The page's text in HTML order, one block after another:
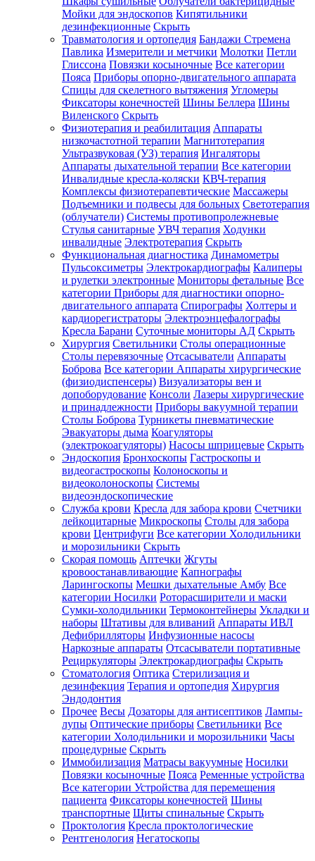
Мойки для эндоскопов Кипятильники
дезинфекционные Скрыть
Травматология и ортопедия Бандажи Стремена
Павлика Измерители и метчики Молотки Петли
Глиссона Повязки косыночные Все категории
Пояса Приборы опорно-двигательного аппарата
Спицы для скелетного вытяжения Угломеры
Фиксаторы конечностей Шины Беллера Шины
Виленского Скрыть
Физиотерапия и реабилитация Аппараты
низкочастотной терапии Магнитотерапия
Ультразвуковая (УЗ) терапия Ингаляторы
Аппараты дыхательной терапии Все категории
Инвалидные кресла-коляски КВЧ-терапия
Комплексы физиотерапевтические Массажеры
Подъемники и подвесы для больных Светотерапия
(облучатели) Системы противопролежневые
Стулья санитарные УВЧ терапия Ходунки
инвалидные Электротерапия Скрыть
Функциональная диагностика Динамометры
Пульсоксиметры Электрокардиографы Калиперы
и рулетки электронные Мониторы фетальные Все
категории Приборы для диагностики опорно-
двигательного аппарата Спирографы Холтеры и
кардиорегистраторы Электроэнцефалографы
Кресла Барани Суточные мониторы АД Скрыть
Хирургия Светильники Столы операционные
Столы перевязочные Отсасыватели Аппараты
Боброва Все категории Аппараты хирургические
(физиодиспенсеры) Визуализаторы вен и
допоборудование Консоли Лазеры хирургические
и принадлежности Приборы вакуумной терапии
Столы Боброва Турникеты пневматические
Эвакуаторы дыма Коагуляторы
(электрокоагуляторы) Насосы шприцевые Скрыть
Эндоскопия Бронхоскопы Гастроскопы и
видеогастроскопы Колоноскопы и
видеоколоноскопы Системы
видеоэндоскопические
Служба крови Кресла для забора крови Счетчики
лейкоцитарные Микроскопы Столы для забора
крови Центрифуги Все категории Холодильники
и морозильники Скрыть
Скорая помощь Аптечки Жгуты
кровоостанавливающие Капнографы
Ларингоскопы Мешки дыхательные Амбу Все
категории Носилки Роторасширители и маски
Сумки-холодильники Термоконтейнеры Укладки и
наборы Штативы для вливаний Аппараты ИВЛ
Дефибрилляторы Инфузионные насосы
Наркозные аппараты Отсасыватели портативные
Рециркуляторы Электрокардиографы Скрыть
Стоматология Оптика Стерилизация и
дезинфекция Терапия и ортопедия Хирургия
Эндодонтия
Прочее Весы Дозаторы для антисептиков Лампы-
лупы Оптические приборы Светильники Все
категории Холодильники и морозильники Часы
процедурные Скрыть
Иммобилизация Матрасы вакуумные Носилки
Повязки косыночные Пояса Ременные устройства
Все категории Устройства для перемещения
пациента Фиксаторы конечностей Шины
транспортные Щиты спинальные Скрыть
Проктология Кресла проктологические
Рентгенология Негатоскопы